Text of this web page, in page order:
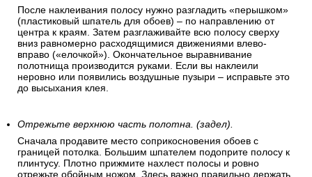
После наклеивания полосу нужно разгладить «перышком»
(пластиковый шпатель для обоев) – по направлению от
центра к краям. Затем разглаживайте всю полосу сверху
вниз равномерно расходящимися движениями влево-
вправо («елочкой»). Окончательное выравнивание
полотнища производится руками. Если вы наклеили
неровно или появились воздушные пузыри – исправьте это
до высыхания клея.
Отрежьте верхнюю часть полотна. (задел).
Сначала продавите место соприкосновения обоев с
границей потолка. Большим шпателем подоприте полосу к
плинтусу. Плотно прижмите нахлест полосы и ровно
отрежьте обойным ножом. Здесь важно правильно держать